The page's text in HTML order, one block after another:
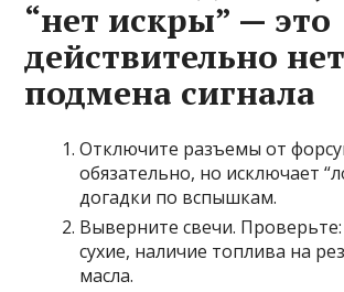
“нет искры” — это
действительно
подмена сигнала
Отключите разъемы от
обязательно, но исключает
догадки по вспышкам.
Выверните свечи.
сухие, наличие топлива на
масла.